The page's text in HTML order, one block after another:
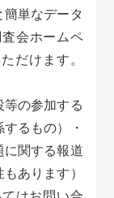
単なデータ
会ホームペ
だけます。
等の参加する
るもの）・
に関する報道
あります）